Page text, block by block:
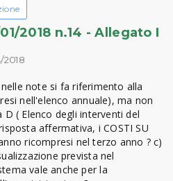
2018 n.14 - Allegato I
2018
note si fa riferimento alla
nell'elenco annuale), ma non
( Elenco degli interventi del
affermativa, i COSTI SU
ricompresi nel terzo anno ? c)
prevista nel
vale anche per la